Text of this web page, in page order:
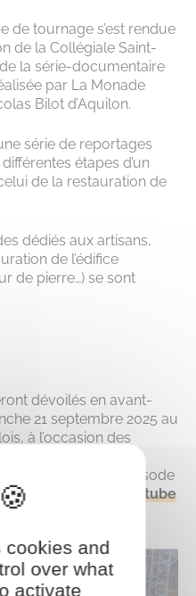
de tournage s’est rendue
de la Collégiale Saint-
la série-documentaire
par La Monade
Bilot d’Aquilon.
série de reportages
étapes d’un
de la restauration de
dédiés aux artisans,
de l’édifice
de pierre…) se sont
dévoilés en avant-
21 septembre 2025 au
à l’occasion des
Ils seront
(sortie d’un épisode
sur la
chaîne Youtube
cookies and
over what
activate